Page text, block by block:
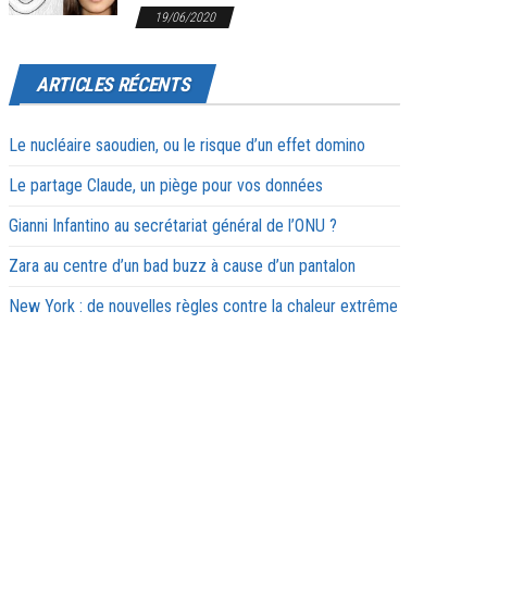
19/06/2020
ARTICLES RÉCENTS
Le nucléaire saoudien, ou le risque d’un effet domino
Le partage Claude, un piège pour vos données
Gianni Infantino au secrétariat général de l’ONU ?
Zara au centre d’un bad buzz à cause d’un pantalon
New York : de nouvelles règles contre la chaleur extrême